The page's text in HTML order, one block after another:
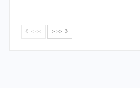
<<< >>>